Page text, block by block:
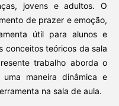
jovens e adultos. O
de prazer e emoção,
útil para alunos e
conceitos teóricos da sala
trabalho aborda o
maneira dinâmica e
na sala de aula.